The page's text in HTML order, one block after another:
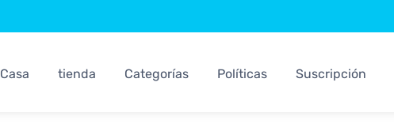
Casa tienda Categorías Políticas Suscripción